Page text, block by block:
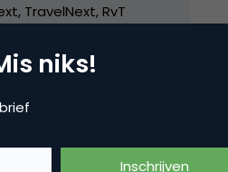
TravelNext, RvT
niks!